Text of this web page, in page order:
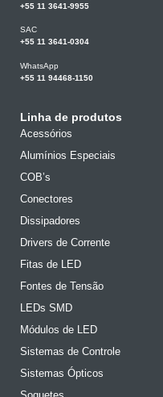
+55 11 3641-9955
SAC
+55 11 3641-0304
WhatsApp
+55 11 94468-1150
Linha de produtos
Acessórios
Alumínios Especiais
COB’s
Conectores
Dissipadores
Drivers de Corrente
Fitas de LED
Fontes de Tensão
LEDs SMD
Módulos de LED
Sistemas de Controle
Sistemas Ópticos